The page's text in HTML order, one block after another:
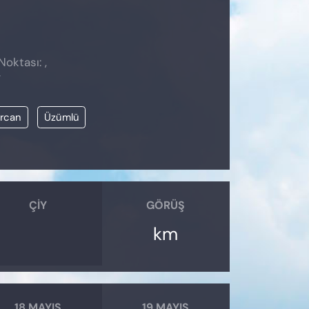
,
Üzümlü
ÇIY GÖRÜŞ
km